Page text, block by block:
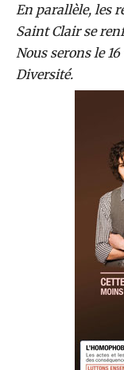
En parallèle, les
Saint Clair se
Nous serons le
Diversité.